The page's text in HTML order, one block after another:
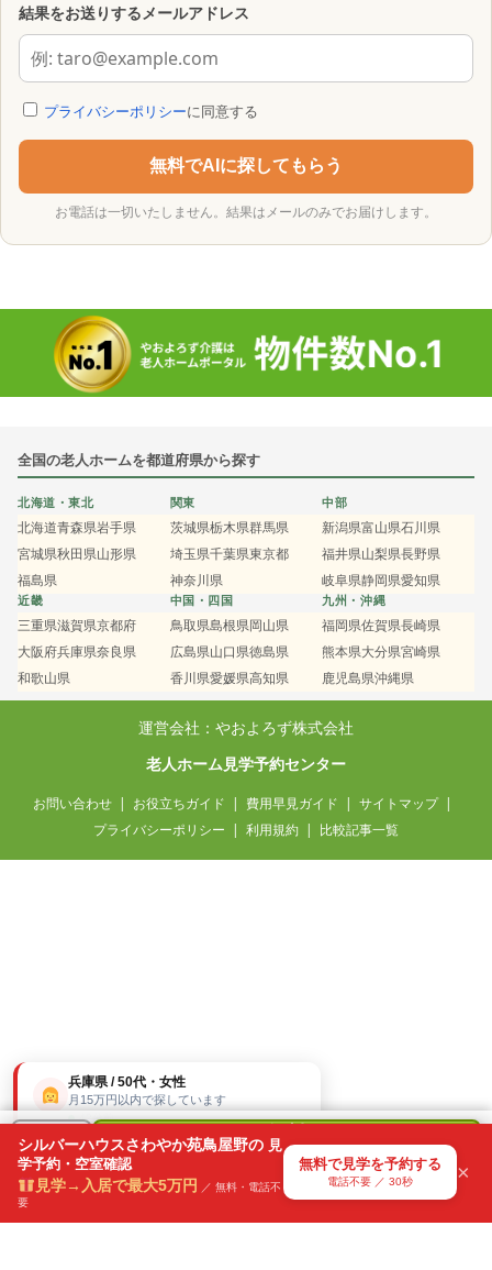
＋
気になる
リスト
無料
で
見学を予約
電話不要・30秒で送信
結果をお送りするメールアドレス
プライバシーポリシーに同意する
無料でAIに探してもらう
お電話は一切いたしません。結果はメールのみでお届けします。
全国の老人ホームを都道府県から探す
北海道・東北
北海道青森県岩手県
宮城県秋田県山形県
福島県
関東
茨城県栃木県群馬県
埼玉県千葉県東京都
神奈川県
中部
新潟県富山県石川県
福井県山梨県長野県
岐阜県静岡県愛知県
近畿
三重県滋賀県京都府
大阪府兵庫県奈良県
和歌山県
中国・四国
鳥取県島根県岡山県
広島県山口県徳島県
香川県愛媛県高知県
九州・沖縄
福岡県佐賀県長崎県
熊本県大分県宮崎県
鹿児島県沖縄県
運営会社：やおよろず株式会社
老人ホーム見学予約センター
お問い合わせ お役立ちガイド 費用早見ガイド
サイトマップ
プライバシーポリシー
利用規約 比較記事一覧
兵庫県 / 50代・女性
月15万円以内で探しています
42分前
シルバーハウスさわやか苑鳥屋野の 見
学予約・空室確認
見学→入居で最大5万円
／ 無料・電話不
要
無料で見学を予約する
電話不要 ／ 30秒 ×